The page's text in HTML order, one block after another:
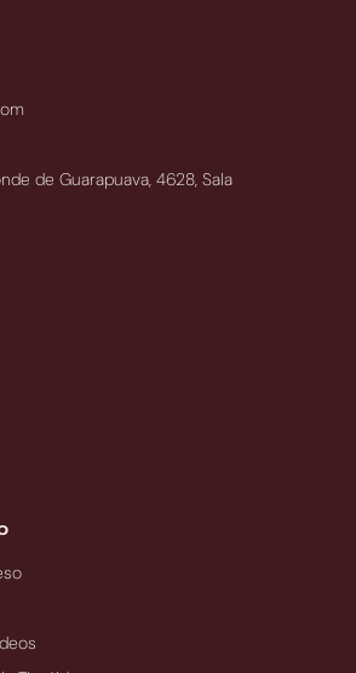
de Guarapuava, 4628, Sala